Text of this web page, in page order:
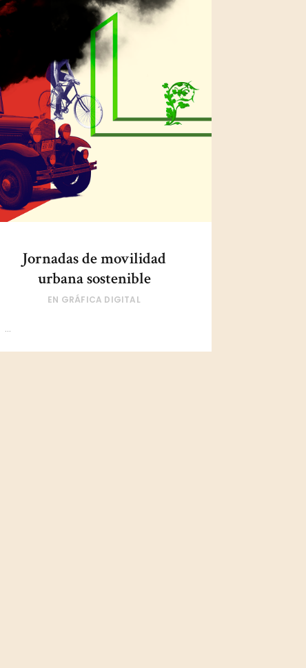
Jornadas de movilidad
urbana sostenible
EN GRÁFICA DIGITAL
...